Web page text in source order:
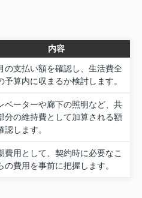
内容
の支払い額を確認し、生活費全
予算内に収まるか検討します。
ベーターや廊下の照明など、共
分の維持費として加算される額
認します。
費用として、契約時に必要なこ
の費用を事前に把握します。